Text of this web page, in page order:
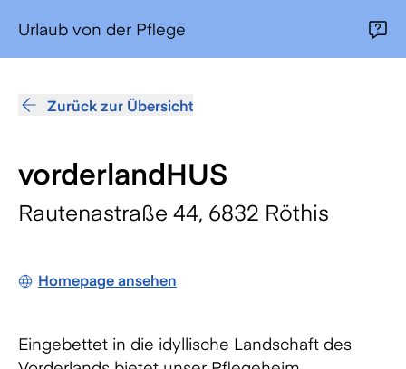
Urlaub von der Pflege
Zurück zur Übersicht
vorderlandHUS
Rautenastraße 44, 6832 Röthis
Homepage ansehen
Eingebettet in die idyllische Landschaft des